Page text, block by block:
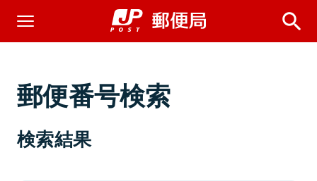
郵便番号検索
検索結果